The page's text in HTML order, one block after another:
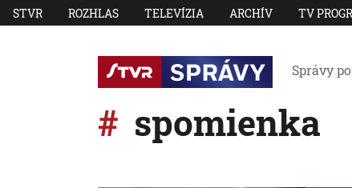
STVR ROZHLAS TELEVÍZIA ARCHÍV TV
Správy
spomienka